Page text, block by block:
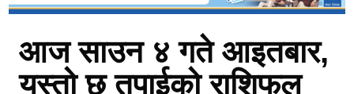
आज साउन ४ गते आइतबार,
यस्तो छ तपाईको राशिफल